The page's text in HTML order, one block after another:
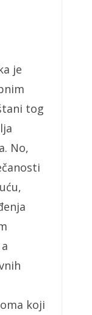
je
tog
No,
koji